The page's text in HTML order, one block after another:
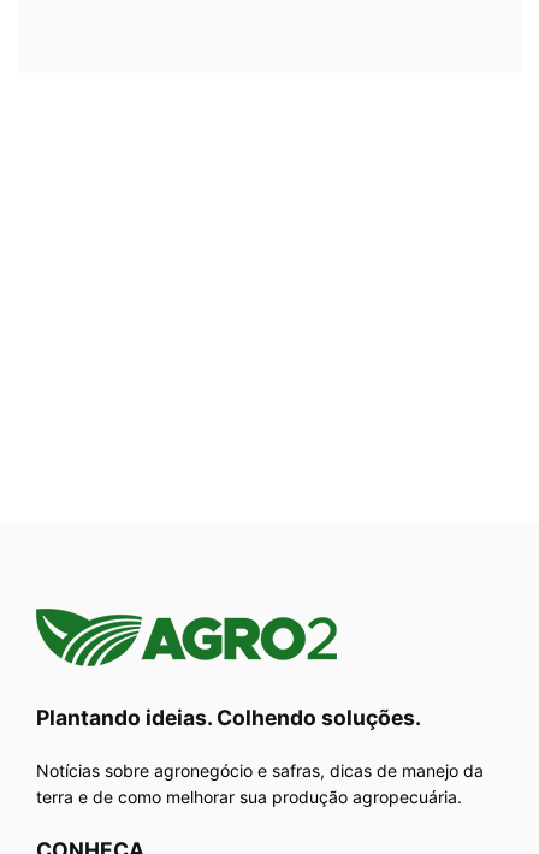
Plantando ideias. Colhendo soluções.
Notícias sobre agronegócio e safras, dicas de manejo da
terra e de como melhorar sua produção agropecuária.